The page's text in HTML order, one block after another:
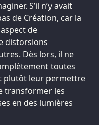
S’il n’y avait
de Création, car la
de
distorsions
Dès lors, il ne
toutes
plutôt leur permettre
transformer les
en des lumières